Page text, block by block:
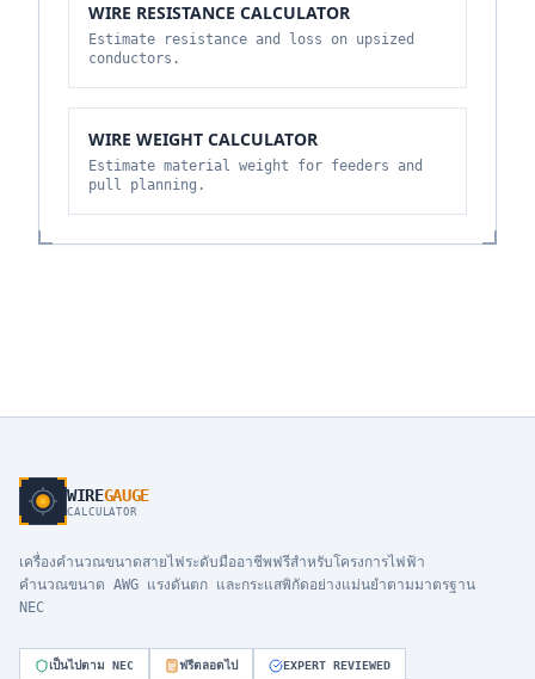
WIRE RESISTANCE CALCULATOR
Estimate resistance and loss on upsized
conductors.
WIRE WEIGHT CALCULATOR
Estimate material weight for feeders and
pull planning.
WIREGAUGE
CALCULATOR
เครื่องคำนวณขนาดสายไฟระดับมืออาชีพฟรีสำหรับโครงการไฟฟ้า
คำนวณขนาด AWG แรงดันตก และกระแสพิกัดอย่างแม่นยำตามมาตรฐาน
NEC
เป็นไปตาม NEC ฟรีตลอดไป EXPERT REVIEWED